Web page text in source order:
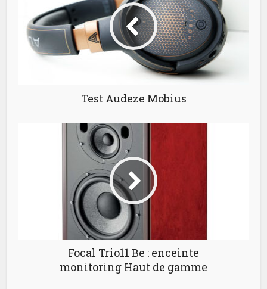
Test Audeze Mobius
Focal Trio11 Be : enceinte
monitoring Haut de gamme